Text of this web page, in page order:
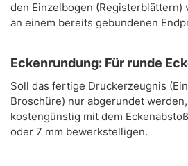
den Einzelbogen (Registerblättern)
an einem bereits gebundenen
Eckenrundung: Für runde
Soll das fertige Druckerzeugnis
Broschüre) nur abgerundet
kostengünstig mit dem
oder 7 mm bewerkstelligen.